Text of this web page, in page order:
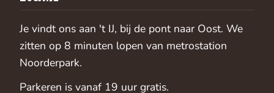
Je vindt ons aan 't IJ, bij de pont naar Oost. We
zitten op 8 minuten lopen van metrostation
Noorderpark.
Parkeren is vanaf 19 uur gratis.